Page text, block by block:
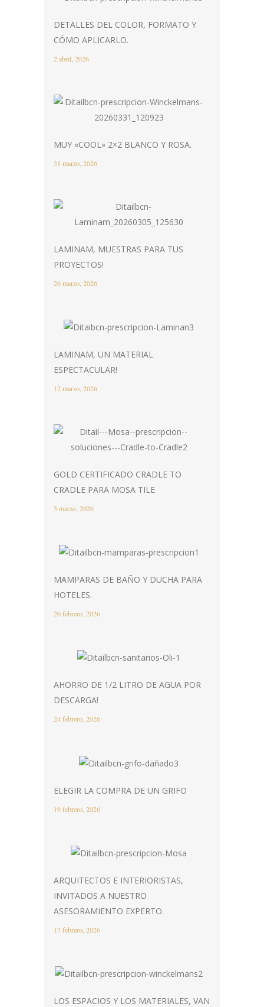
DETALLES DEL COLOR, FORMATO Y
CÓMO APLICARLO.
2 abril, 2026
MUY «COOL» 2×2 BLANCO Y ROSA.
31 marzo, 2026
LAMINAM, MUESTRAS PARA TUS
PROYECTOS!
26 marzo, 2026
LAMINAM, UN MATERIAL
ESPECTACULAR!
12 marzo, 2026
GOLD CERTIFICADO CRADLE TO
CRADLE PARA MOSA TILE
5 marzo, 2026
MAMPARAS DE BAÑO Y DUCHA PARA
HOTELES.
26 febrero, 2026
AHORRO DE 1/2 LITRO DE AGUA POR
DESCARGA!
24 febrero, 2026
ELEGIR LA COMPRA DE UN GRIFO
19 febrero, 2026
ARQUITECTOS E INTERIORISTAS,
INVITADOS A NUESTRO
ASESORAMIENTO EXPERTO.
17 febrero, 2026
LOS ESPACIOS Y LOS MATERIALES, VAN